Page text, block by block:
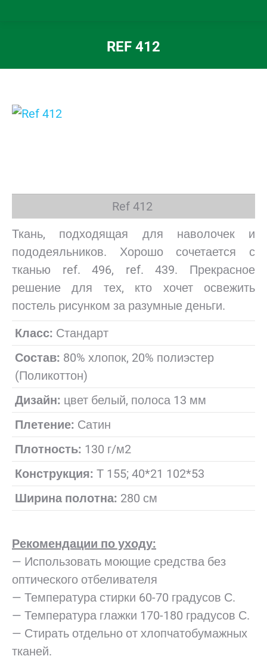
REF 412
Вы здесь:
Ref 412
Ткань, подходящая для наволочек и
пододеяльников. Хорошо сочетается с
тканью ref. 496, ref. 439. Прекрасное
решение для тех, кто хочет освежить
постель рисунком за разумные деньги.
Класс: Стандарт
Состав: 80% хлопок, 20% полиэстер
(Поликоттон)
Дизайн: цвет белый, полоса 13 мм
Плетение: Сатин
Плотность: 130 г/м2
Конструкция: Т 155; 40*21 102*53
Ширина полотна: 280 см
Рекомендации по уходу:
— Использовать моющие средства без
оптического отбеливателя
— Температура стирки 60-70 градусов С.
— Температура глажки 170-180 градусов С.
— Стирать отдельно от хлопчатобумажных
тканей.